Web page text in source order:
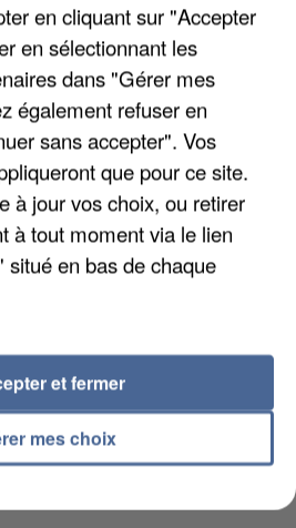
EMPORTÉE PAR UNE
HAUTE-SAVOIE
000 CLIENTS DÉROBÉES À
en cliquant sur "Accepter
en sélectionnant les
dans "Gérer mes
également refuser en
sans accepter". Vos
que pour ce site.
à jour vos choix, ou retirer
à tout moment via le lien
situé en bas de chaque
mes choix
et fermer